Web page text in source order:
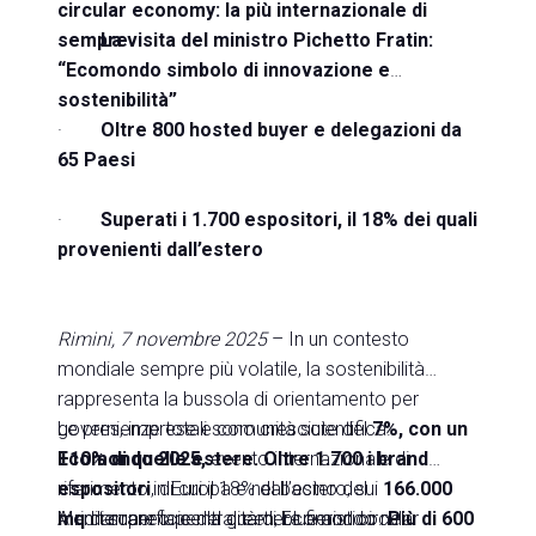
fattori geopolitici ed evoluzioni del quadro
normativo. Le informazioni contenute nel presente
comunicato, inoltre, non pretendono di essere
complete, né sono state verificate da terze parti
indipendenti. Le proiezioni, le stime e gli obiettivi
disposizione della Società alla data del presente
comunicato.
circular economy: la più internazionale di
sempre
·La visita del ministro Pichetto Fratin:
“Ecomondo simbolo di innovazione e
sostenibilità”
· Oltre 800 hosted buyer e delegazioni da
65 Paesi
· Superati i 1.700 espositori, il 18% dei quali
provenienti dall’estero
Rimini, 7 novembre 2025– In un contesto
mondiale sempre più volatile, la sostenibilità
rappresenta la bussola di orientamento per
governi, imprese e comunità scientifica.
Ecomondo 2025,evento internazionale di
riferimento in Europa e nel bacino del
Mediterraneo per la green, blue and circular
Le presenze totali sono cresciute del7%, con un
+10% di quelle estere. Oltre 1.700 i brand
espositori, di cui il 18% dall’estero, sui 166.000
mqdi superficie del quartiere fieristico.Più di 600
A rimarcare la centralità di Ecomondo nel